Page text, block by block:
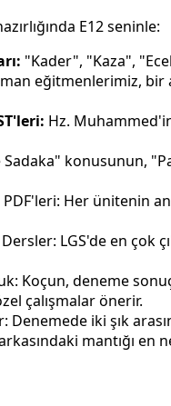
E12 seninle:
"Kader", "Kaza",
eğitmenlerimiz, bir
Hz.
Sadaka" konusunun,
Her ünitenin
Dersler: LGS'de en çok
Koçun, deneme
çalışmalar önerir.
Denemede iki şık
mantığı en